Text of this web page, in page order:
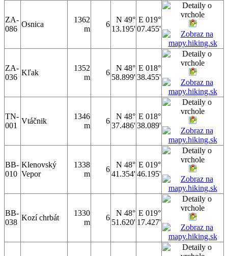
ZA-
086
Osnica
1362
m
6
N 49°
13.195'
E 019°
07.455'
ZA-
036
Kľak
1352
m
6
N 48°
58.899'
E 018°
38.455'
TN-
001
Vtáčnik
1346
m
6
N 48°
37.486'
E 018°
38.089'
BB-
010
Klenovský
Vepor
1338
m
6
N 48°
41.354'
E 019°
46.195'
BB-
038
Kozí chrbát
1330
m
6
N 48°
51.620'
E 019°
17.427'